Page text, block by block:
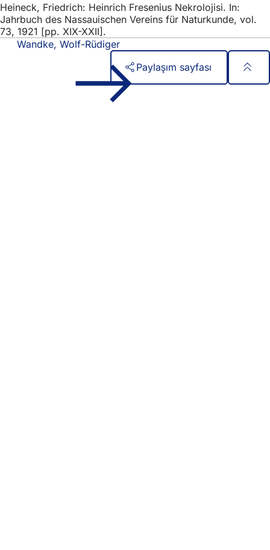
Heineck, Friedrich: Heinrich Fresenius Nekrolojisi. In:
Jahrbuch des Nassauischen Vereins für Naturkunde, vol.
73, 1921 [pp. XIX-XXII].
Wandke, Wolf-Rüdiger
Paylaşım sayfası